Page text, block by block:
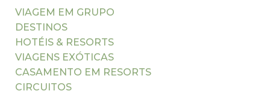
VIAGEM EM GRUPO
DESTINOS
HOTÉIS & RESORTS
VIAGENS EXÓTICAS
CASAMENTO EM RESORTS
CIRCUITOS